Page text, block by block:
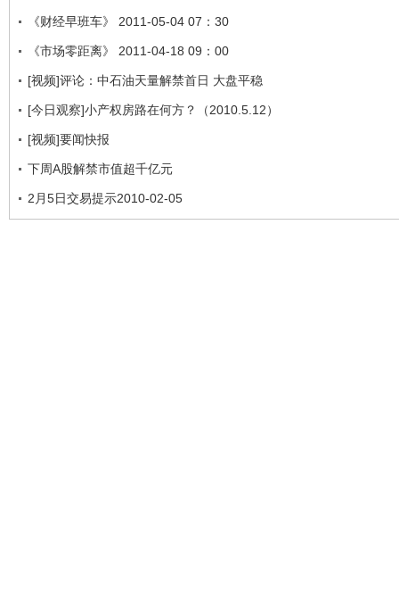
《财经早班车》 2011-05-04 07：30
《市场零距离》 2011-04-18 09：00
[视频]评论：中石油天量解禁首日 大盘平稳
[今日观察]小产权房路在何方？（2010.5.12）
[视频]要闻快报
下周A股解禁市值超千亿元
2月5日交易提示2010-02-05